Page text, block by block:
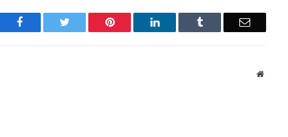
Facebook Twitter Pinterest LinkedIn Tumblr Email
Website